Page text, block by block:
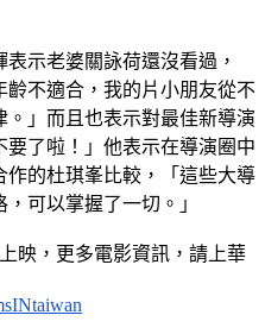
示老婆關詠荷還沒看過，
齡不適合，我的片小朋友從不
」而且也表示對最佳新導演
了啦！」他表示在導演圈中
作的杜琪峯比較，「這些大導
可以掌握了一切。」
映，更多電影資訊，請上華